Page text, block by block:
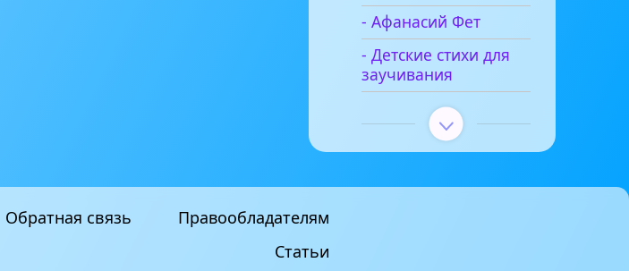
- Афанасий Фет
- Детские стихи для
заучивания
Обратная связь
Правообладателям
Статьи